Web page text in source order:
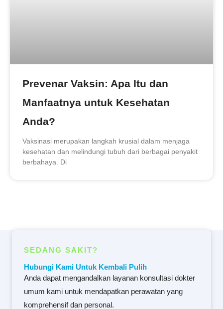
Prevenar Vaksin: Apa Itu dan
Manfaatnya untuk Kesehatan
Anda?
Vaksinasi merupakan langkah krusial dalam menjaga
kesehatan dan melindungi tubuh dari berbagai penyakit
berbahaya. Di
SEDANG SAKIT?
Hubungi Kami Untuk Kembali Pulih
Anda dapat mengandalkan layanan konsultasi dokter
umum kami untuk mendapatkan perawatan yang
komprehensif dan personal.